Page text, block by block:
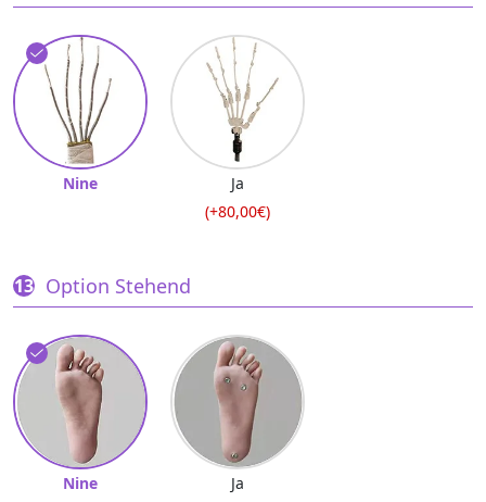
Nine
Ja
(+80,00€)
Option Stehend
Nine
Ja